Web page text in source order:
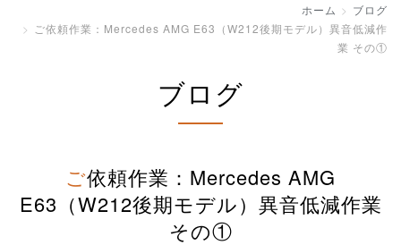
ホーム
ブログ
ご依頼作業：Mercedes AMG E63（W212後期モデル）異音低減作
業 その①
ブログ
ご依頼作業：Mercedes AMG
E63（W212後期モデル）異音低減作業
その①